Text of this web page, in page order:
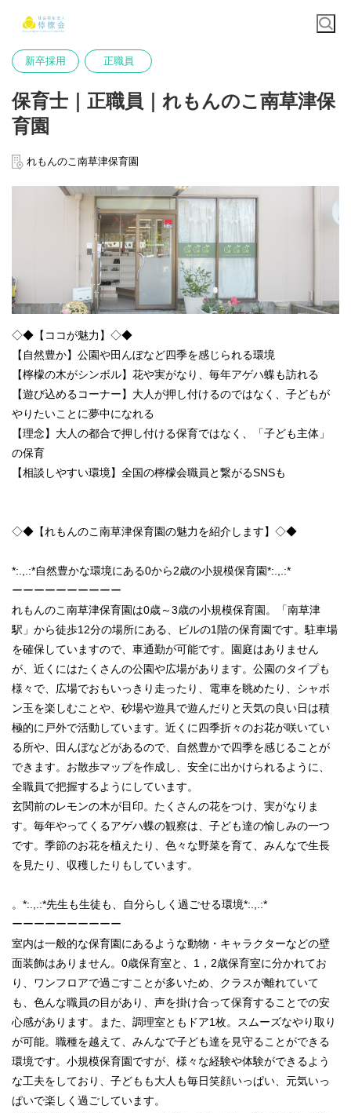
新卒採用 正職員
保育士｜正職員｜れもんのこ南草津保
育園
れもんのこ南草津保育園
◇◆【ココが魅力】◇◆
【自然豊か】公園や田んぼなど四季を感じられる環境
【檸檬の木がシンボル】花や実がなり、毎年アゲハ蝶も訪れる
【遊び込めるコーナー】大人が押し付けるのではなく、子どもが
やりたいことに夢中になれる
【理念】大人の都合で押し付ける保育ではなく、「子ども主体」
の保育
【相談しやすい環境】全国の檸檬会職員と繋がるSNSも
◇◆【れもんのこ南草津保育園の魅力を紹介します】◇◆
*:.,.:*自然豊かな環境にある0から2歳の小規模保育園*:.,.:*
ーーーーーーーーーー
れもんのこ南草津保育園は0歳～3歳の小規模保育園。「南草津
駅」から徒歩12分の場所にある、ビルの1階の保育園です。駐車場
を確保していますので、車通勤が可能です。園庭はありません
が、近くにはたくさんの公園や広場があります。公園のタイプも
様々で、広場でおもいっきり走ったり、電車を眺めたり、シャボ
ン玉を楽しむことや、砂場や遊具で遊んだりと天気の良い日は積
極的に戸外で活動しています。近くに四季折々のお花が咲いてい
る所や、田んぼなどがあるので、自然豊かで四季を感じることが
できます。お散歩マップを作成し、安全に出かけられるように、
全職員で把握するようにしています。
玄関前のレモンの木が目印。たくさんの花をつけ、実がなりま
す。毎年やってくるアゲハ蝶の観察は、子ども達の愉しみの一つ
です。季節のお花を植えたり、色々な野菜を育て、みんなで生長
を見たり、収穫したりもしています。
。*:.,.:*先生も生徒も、自分らしく過ごせる環境*:.,.:*
ーーーーーーーーーー
室内は一般的な保育園にあるような動物・キャラクターなどの壁
面装飾はありません。0歳保育室と、1，2歳保育室に分かれてお
り、ワンフロアで過ごすことが多いため、クラスが離れていて
も、色んな職員の目があり、声を掛け合って保育することでの安
心感があります。また、調理室ともドア1枚。スムーズなやり取り
が可能。職種を越えて、みんなで子ども達を見守ることができる
環境です。小規模保育園ですが、様々な経験や体験ができるよう
な工夫をしており、子どもも大人も毎日笑顔いっぱい、元気いっ
ぱいで楽しく過ごしています。